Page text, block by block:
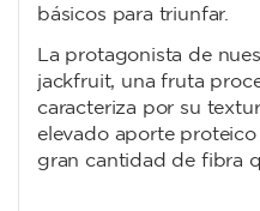
básicos para triunfar.
La protagonista de
jackfruit, una fruta
caracteriza por su
elevado aporte
gran cantidad de fibra